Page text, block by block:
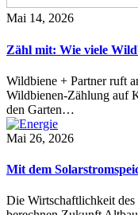
Mai 14, 2026
Zähl mit: Wie viele
Wildbiene + Partner ruft
Wildbienen-Zählung auf
den Garten…
Mai 26, 2026
Mit dem
Die Wirtschaftlichkeit des